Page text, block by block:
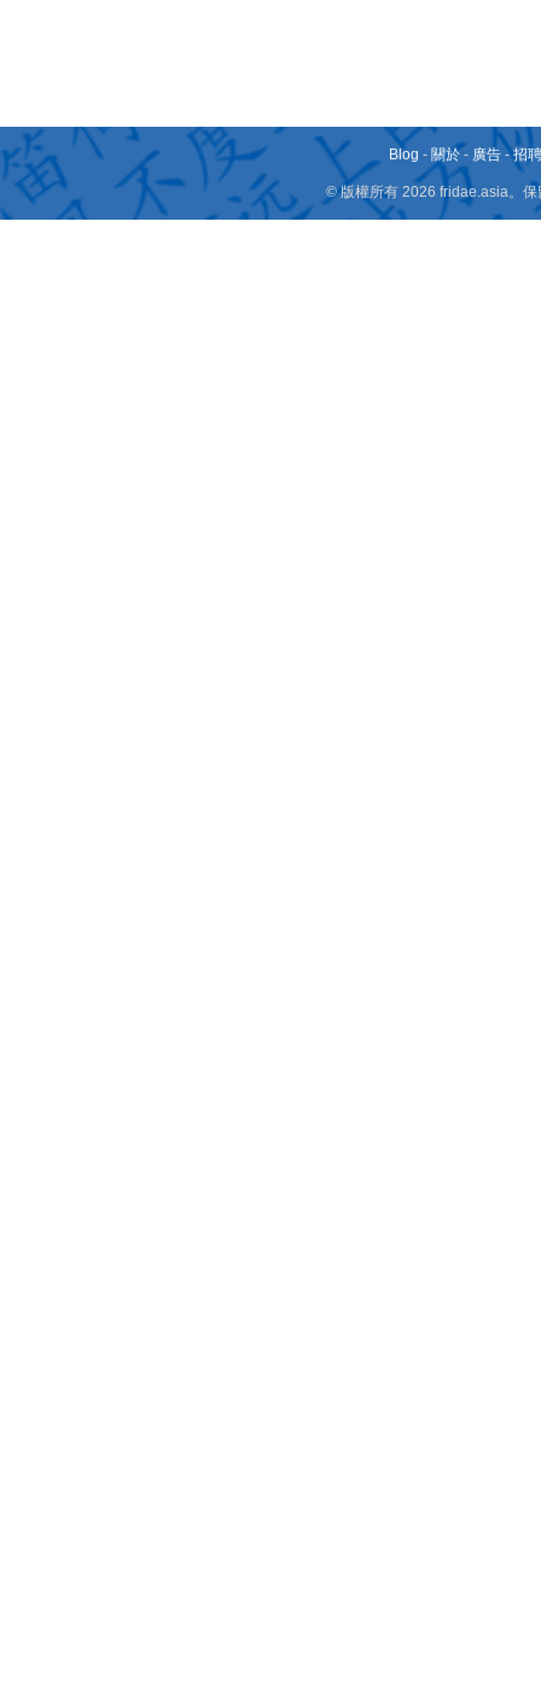
Blog - 關於 - 廣告 -招
© 版權所有 2026 fridae.asia。